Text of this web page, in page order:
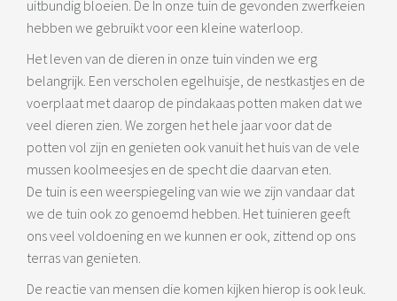
uitbundig bloeien. De In onze tuin de gevonden zwerfkeien
hebben we gebruikt voor een kleine waterloop.
Het leven van de dieren in onze tuin vinden we erg
belangrijk. Een verscholen egelhuisje, de nestkastjes en de
voerplaat met daarop de pindakaas potten maken dat we
veel dieren zien. We zorgen het hele jaar voor dat de
potten vol zijn en genieten ook vanuit het huis van de vele
mussen koolmeesjes en de specht die daarvan eten.
De tuin is een weerspiegeling van wie we zijn vandaar dat
we de tuin ook zo genoemd hebben. Het tuinieren geeft
ons veel voldoening en we kunnen er ook, zittend op ons
terras van genieten.
De reactie van mensen die komen kijken hierop is ook leuk.